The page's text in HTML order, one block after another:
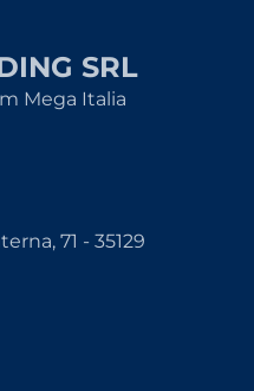
SRL
Mega Italia
71 - 35129